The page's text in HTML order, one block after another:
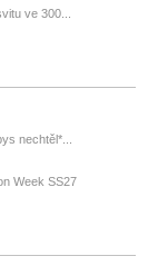
ve 300...
nechtěl*...
Week SS27